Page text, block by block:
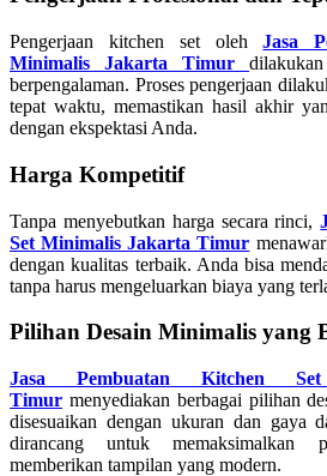
Pengerjaan kitchen set olehJasa
Minimalis Jakarta Timur
berpengalaman. Proses pengerjaan
tepat waktu, memastikan hasil akhir
dengan ekspektasi Anda.
Harga Kompetitif
Tanpa menyebutkan harga secara rinci,
Set Minimalis Jakarta Timur
dengan kualitas terbaik. Anda bisa
tanpa harus mengeluarkan biaya yang
Pilihan Desain Minimalis yang
Jasa Pembuatan Kitchen
Timur menyediakan berbagai pilihan
disesuaikan dengan ukuran dan gaya
dirancang untuk memaksimalkan
memberikan tampilan yang modern.